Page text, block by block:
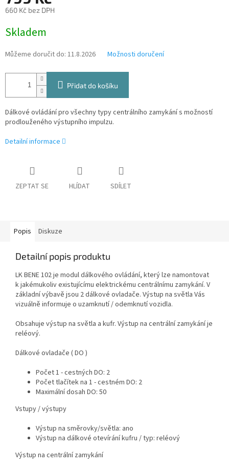
660 Kč bez DPH
cena:
Skladem
Můžeme doručit do: 11.8.2026 Možnosti doručení
Přidat do košíku
Dálkové ovládání pro všechny typy centrálního zamykání s možností
prodlouženého výstupního impulzu.
Detailní informace
ZEPTAT SE HLÍDAT SDÍLET
Popis Diskuze
Detailní popis produktu
LK BENE 102 je modul dálkového ovládání, který lze namontovat
k jakémukoliv existujícímu elektrickému centrálnímu zamykání. V
základní výbavě jsou 2 dálkové ovladače. Výstup na světla Vás
vizuálně informuje o uzamknutí / odemknutí vozidla.
Obsahuje výstup na světla a kufr. Výstup na centrální zamykání je
reléový.
Dálkové ovladače ( DO )
Počet 1 - cestných DO: 2
Počet tlačítek na 1 - cestném DO: 2
Maximální dosah DO: 50
Vstupy / výstupy
Výstup na směrovky/světla: ano
Výstup na dálkové otevírání kufru / typ: reléový
Výstup na centrální zamykání